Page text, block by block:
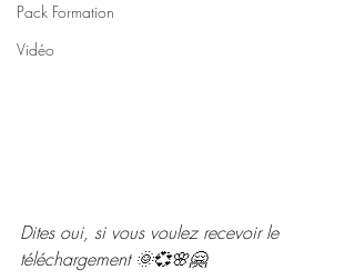
Pack Formation
Vidéo
Dites oui, si vous voulez recevoir le
téléchargement 🌞💞🌸🤗